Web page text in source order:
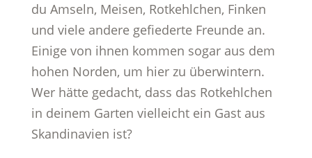
du Amseln, Meisen, Rotkehlchen, Finken
und viele andere gefiederte Freunde an.
Einige von ihnen kommen sogar aus dem
hohen Norden, um hier zu überwintern.
Wer hätte gedacht, dass das Rotkehlchen
in deinem Garten vielleicht ein Gast aus
Skandinavien ist?